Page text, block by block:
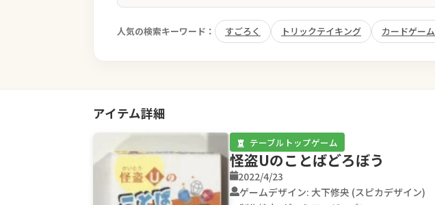
人気の検索キーワード： すごろく トリックテイキング カードゲーム
アイテム詳細
テーブルトップゲーム
怪盗Uのことばどろぼう
2022/4/23
ゲームデザイン: 大下修央 (スピカデザイン)